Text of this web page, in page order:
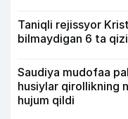
Taniqli rejissyor
bilmaydigan 6 ta
Saudiya mudofaa
husiylar qirollikning
hujum qildi